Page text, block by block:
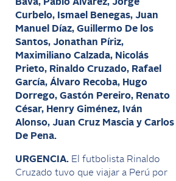
Bava, Pablo Álvarez, Jorge
Curbelo, Ismael Benegas, Juan
Manuel Díaz, Guillermo De los
Santos, Jonathan Píriz,
Maximiliano Calzada, Nicolás
Prieto, Rinaldo Cruzado, Rafael
García, Álvaro Recoba, Hugo
Dorrego, Gastón Pereiro, Renato
César, Henry Giménez, Iván
Alonso, Juan Cruz Mascia y Carlos
De Pena.
URGENCIA. El futbolista Rinaldo
Cruzado tuvo que viajar a Perú por